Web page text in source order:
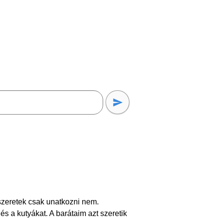
csak unatkozni nem.
a kutyákat. A barátaim azt szeretik